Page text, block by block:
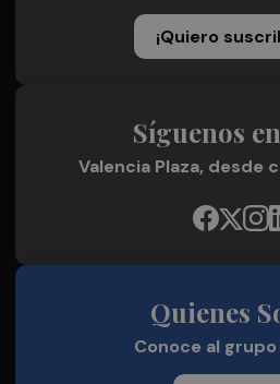
¡Quiero
Síguenos
Valencia Plaza, desde
Quienes
Conoce al